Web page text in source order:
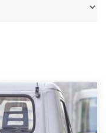
een andere plaats of
uw sloopauto te
de Sloopauto
Wij kunnen uw